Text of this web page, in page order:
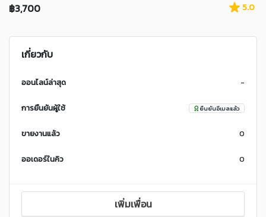
฿3,700 5.0
เกี่ยวกับ
ออนไลน์ล่าสุด -
การยืนยันผู้ใช้ ยืนยันอีเมลแล้ว
ขายงานแล้ว 0
ออเดอร์ในคิว 0
เพิ่มเพื่อน